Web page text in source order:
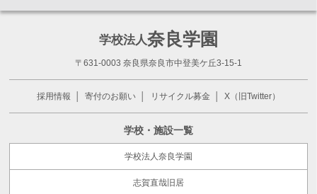
学校法人奈良学園
〒631-0003 奈良県奈良市中登美ケ丘3-15-1
採用情報 寄付のお願い リサイクル募金 X（旧Twitter）
学校・施設一覧
学校法人奈良学園
志賀直哉旧居